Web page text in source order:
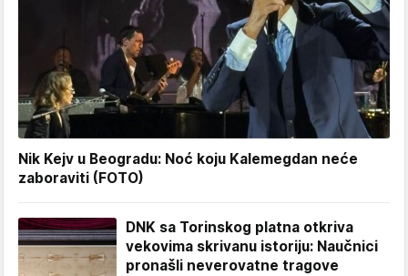
Nik Kejv u Beogradu: Noć koju Kalemegdan neće
zaboraviti (FOTO)
DNK sa Torinskog platna otkriva
vekovima skrivanu istoriju: Naučnici
pronašli neverovatne tragove